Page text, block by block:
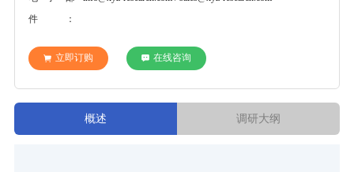
件：
立即订购 在线咨询
概述 调研大纲